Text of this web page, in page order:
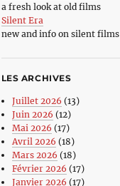
a fresh look at old films
Silent Era
new and info on silent films
LES ARCHIVES
Juillet 2026 (13)
Juin 2026 (12)
Mai 2026 (17)
Avril 2026 (18)
Mars 2026 (18)
Février 2026 (17)
Janvier 2026 (17)